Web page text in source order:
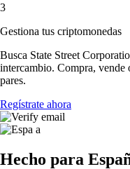
3
Gestiona tus criptomonedas
Busca State Street
intercambio. Compra, vende
pares.
Regístrate ahora
Hecho para